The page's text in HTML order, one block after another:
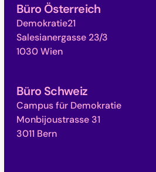
Büro Österreich
Demokratie21
Salesianergasse 23/3
1030 Wien
Büro Schweiz
Campus für Demokratie
Monbijoustrasse 31
3011 Bern